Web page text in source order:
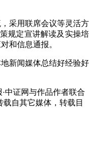
采用联席会议等灵活方
规定宣讲解读及实操培
和信息通报。
新闻媒体总结好经验好
中证网与作品作者联合
自其它媒体，转载目